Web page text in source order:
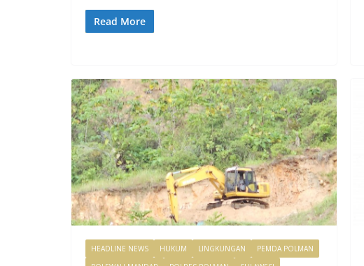
Read More
HEADLINE NEWS HUKUM LINGKUNGAN
PEMDA POLMAN